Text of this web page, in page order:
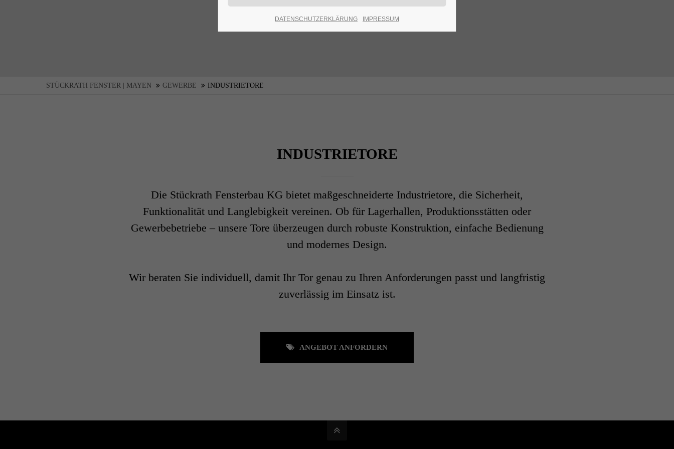
STÜCKRATH FENSTER | MAYEN GEWERBE INDUSTRIETORE
INDUSTRIETORE
Die Stückrath Fensterbau KG bietet maßgeschneiderte Industrietore, die Sicherheit,
Funktionalität und Langlebigkeit vereinen. Ob für Lagerhallen, Produktionsstätten oder
Gewerbebetriebe – unsere Tore überzeugen durch robuste Konstruktion, einfache Bedienung
und modernes Design.
Wir beraten Sie individuell, damit Ihr Tor genau zu Ihren Anforderungen passt und langfristig
zuverlässig im Einsatz ist.
ANGEBOT ANFORDERN
DATENSCHUTZERKLÄRUNG IMPRESSUM